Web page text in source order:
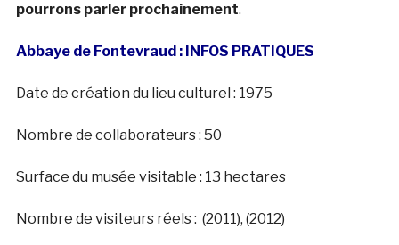
pourrons parler prochainement.
Abbaye de Fontevraud : INFOS PRATIQUES
Date de création du lieu culturel : 1975
Nombre de collaborateurs : 50
Surface du musée visitable : 13 hectares
Nombre de visiteurs réels : (2011), (2012)